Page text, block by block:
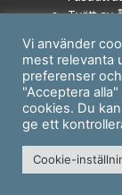
Tvätt av
Vi använder
mest relevanta
preferenser
"Acceptera
cookies. Du
ge ett
Cookie-